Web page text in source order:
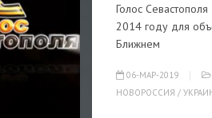
Голос
2014 году для
Ближнем
06-МАР-2019
НОВОРОССИЯ /